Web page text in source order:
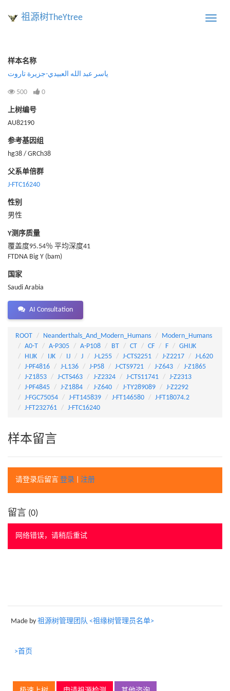
Toggle
祖源树TheYtree
样本名称
ياسر عبد الله العبيدي-جزيرة تاروت
500 0
上树编号
AU82190
参考基因组
hg38 / GRCh38
父系单倍群
J-FTC16240
性别
男性
Y测序质量
覆盖度95.54％ 平均深度41
FTDNA Big Y (bam)
国家
Saudi Arabia
AI Consultation
ROOT Neanderthals_And_Modern_Humans
Modern_Humans
A0-T
A-P305 A-P108 BT CT CF F
GHIJK
HIJK
IJK IJ J J-L255 J-CTS2251 J-Z2217
J-L620
J-PF4816
J-L136 J-P58 J-CTS9721 J-Z643
J-Z1865
J-Z1853
J-CTS463 J-Z2324 J-CTS11741
J-Z2313
J-PF4845
J-Z1884 J-Z640 J-TY289089
J-Z2292
J-FGC75054
J-FT145839 J-FT146580
J-FT18074.2
J-FT232761
J-FTC16240
样本留言
请登录后留言 登录 注册
留言 (0)
网络错误，请稍后重试
Made by 祖源树管理团队 <祖缘树管理员名单>
>首页